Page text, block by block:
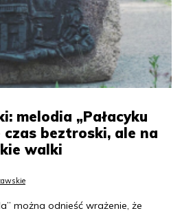
melodia „Pałacyku
czas beztroski, ale na
walki
można odnieść wrażenie, że